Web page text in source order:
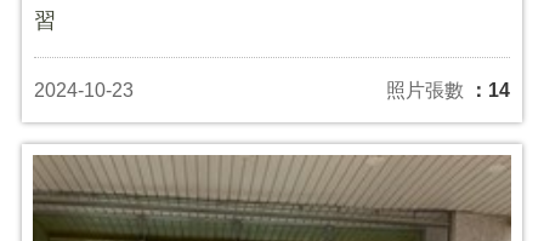
習
2024-10-23 照片張數 ：14